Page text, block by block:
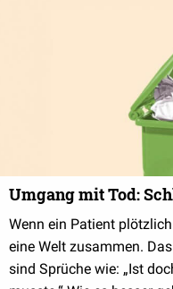
Umgang mit Tod:
Wenn ein Patient
eine Welt zusammen.
sind Sprüche wie: „Ist